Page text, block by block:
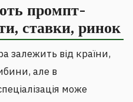
промпт-
ставки, ринок
залежить від країни,
але в
може